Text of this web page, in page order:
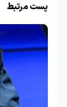
پست مرتبط